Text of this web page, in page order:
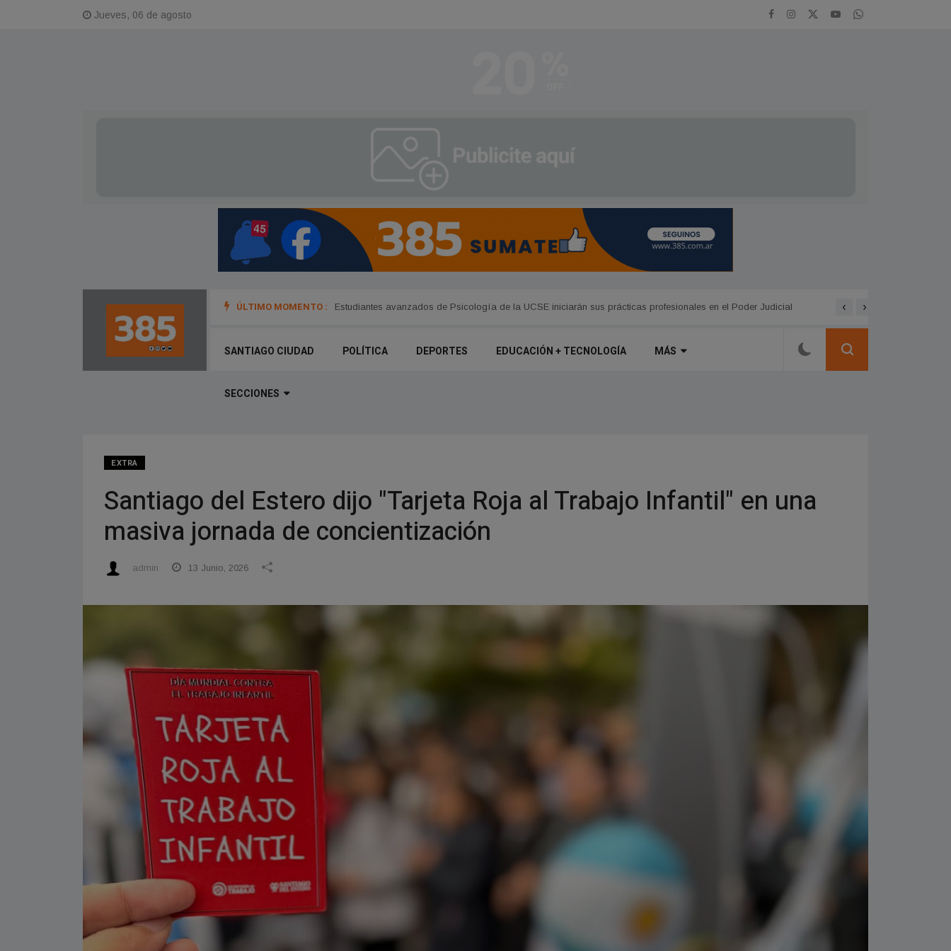
Jueves, 06 de agosto
ÚLTIMO MOMENTO :
de hasta 90 km/h y un brusco desplome de la temperatura Estudiantes avanzados de Psicología de la UCSE iniciarán sus prácticas profesionales en el Poder Judicial Avanzan obras de
‹ ›
SANTIAGO CIUDAD POLÍTICA DEPORTES EDUCACIÓN + TECNOLOGÍ­A MÁS
SECCIONES
EXTRA
Santiago del Estero dijo "Tarjeta Roja al Trabajo Infantil" en una
masiva jornada de concientización
admin 13 Junio, 2026